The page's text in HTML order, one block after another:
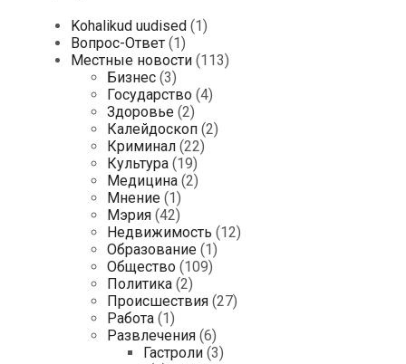
Kohalikud uudised (1)
Вопрос-Ответ (1)
Местные новости (113)
Бизнес (3)
Государство (4)
Здоровье (2)
Калейдоскоп (2)
Криминал (22)
Культура (19)
Медицина (2)
Мнение (1)
Мэрия (42)
Недвижимость (12)
Образование (1)
Общество (109)
Политика (2)
Происшествия (27)
Работа (1)
Развлечения (6)
Гастроли (3)